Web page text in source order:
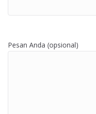
Pesan Anda (opsional)